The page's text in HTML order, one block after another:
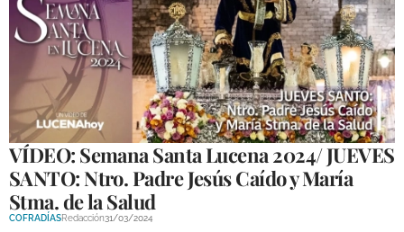
VÍDEO: Semana Santa Lucena 2024/ JUEVES
SANTO: Ntro. Padre Jesús Caído y María
Stma. de la Salud
COFRADÍASRedacción31/03/2024